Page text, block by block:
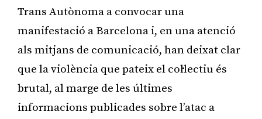
Trans Autònoma a convocar una
manifestació a Barcelona i, en una atenció
als mitjans de comunicació, han deixat clar
que la violència que pateix el col·lectiu és
brutal, al marge de les últimes
informacions publicades sobre l’atac a